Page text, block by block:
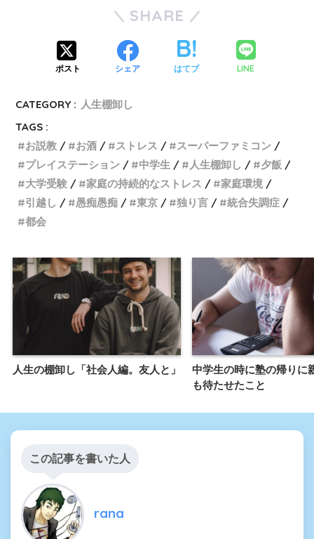
SHARE
ポスト シェア はてブ LINE
CATEGORY : 人生棚卸し
TAGS :
お説教
お酒 ストレス
スーパーファミコン
プレイステーション
中学生 人生棚卸し
夕飯
大学受験
家庭の持続的なストレス
家庭環境
引越し
愚痴愚痴 東京 独り言
統合失調症
都会
人生の棚卸し「社会人編。友人と」
中学生の時に塾の帰りに
も待たせたこと
この記事を書いた人
rana